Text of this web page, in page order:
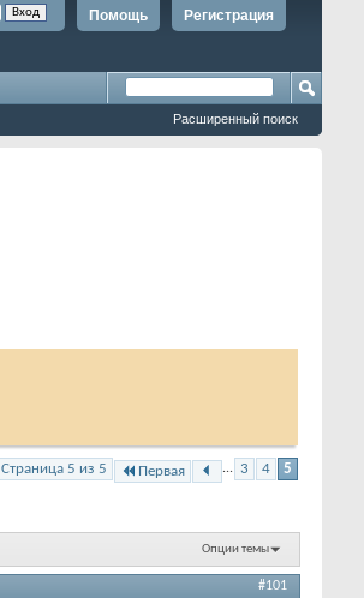
Регистрация
Помощь
Расширенный поиск
Страница 5 из 5 Первая ... 3 4 5
Опции темы
#101